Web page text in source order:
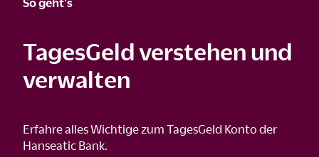
TagesGeld verstehen und
verwalten
Erfahre alles Wichtige zum TagesGeld Konto der
Hanseatic Bank.